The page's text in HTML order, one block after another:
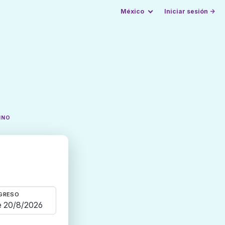
México Iniciar sesión →